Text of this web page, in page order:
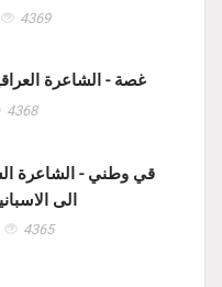
4369
غصة - الشاعرة
4368
قي وطني - الشاعرة
الى
4365